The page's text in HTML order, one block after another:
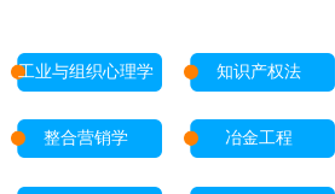
工业与组织心理学 知识产权法
整合营销学 冶金工程